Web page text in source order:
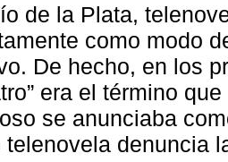
de la Plata,
como modo
De hecho, en los
era el término
se anunciaba
telenovela denuncia